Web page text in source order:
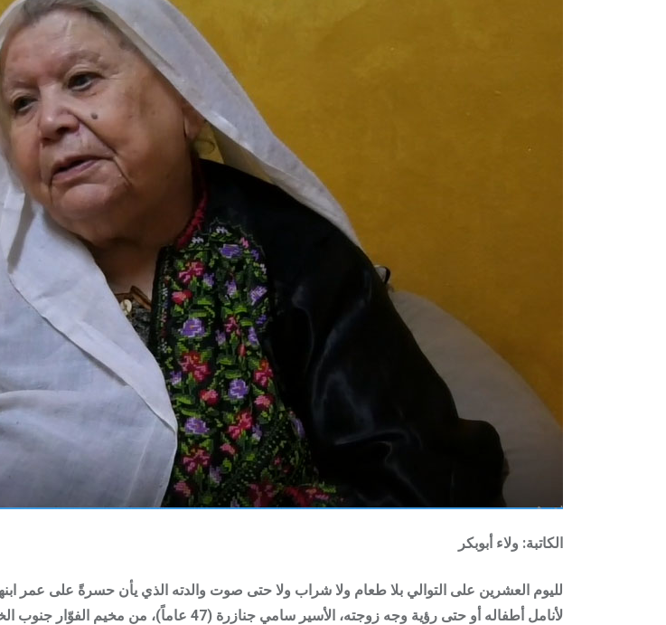
الكاتبة: ولاء أبوبكر
لليوم العشرين على التوالي بلا طعام ولا شراب ولا حتى صوت والدته الذي يأن حسرةً على عمر
لأنامل أطفاله أو حتى رؤية وجه زوجته، الأسير